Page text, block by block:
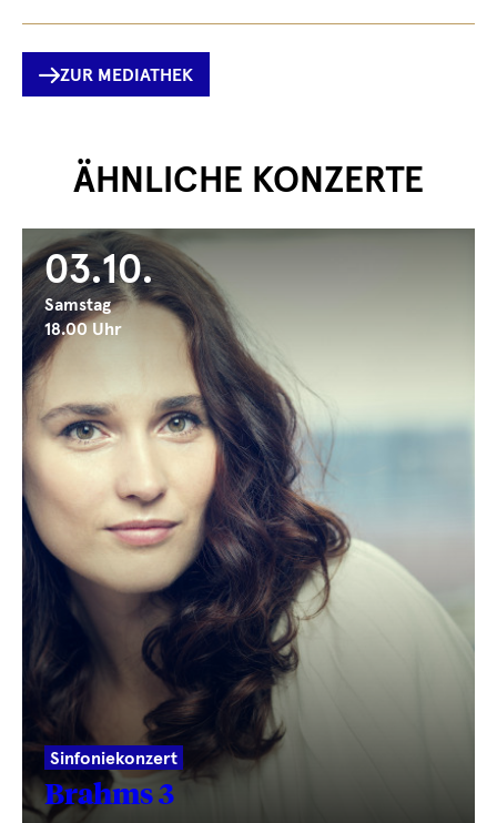
ZUR MEDIATHEK
ÄHNLICHE KONZERTE
03.10.
Samstag
18.00 Uhr
Sinfoniekonzert
Brahms 3